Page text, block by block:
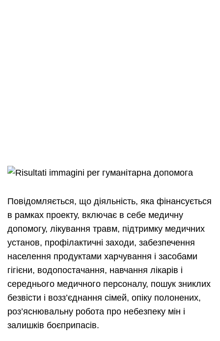
Повідомляється, що діяльність, яка фінансується
в рамках проекту, включає в себе медичну
допомогу, лікування травм, підтримку медичних
установ, профілактичні заходи, забезпечення
населення продуктами харчування і засобами
гігієни, водопостачання, навчання лікарів і
середнього медичного персоналу, пошук зниклих
безвісти і возз’єднання сімей, опіку полонених,
роз’яснювальну робота про небезпеку мін і
залишків боєприпасів.